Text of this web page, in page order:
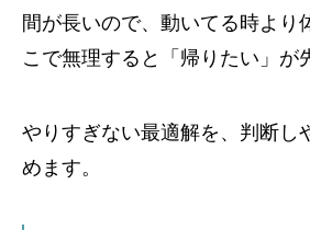
間が長いので、動いてる時より
こで無理すると「帰りたい」が
やりすぎない最適解を、判断し
めます。